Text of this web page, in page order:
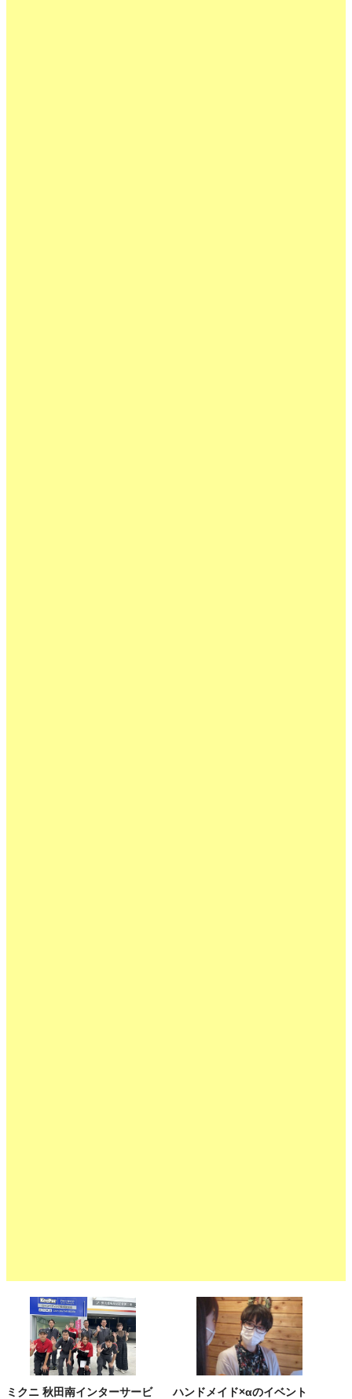
ミクニ 秋田南インターサービ
ハンドメイド×αのイベント